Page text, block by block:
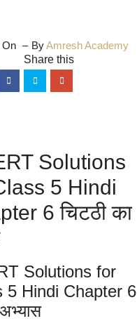
On ByAmresh Academy
Solutions
5 Hindi
6 चिटठी का
Solutions for
5 Hindi Chapter 6